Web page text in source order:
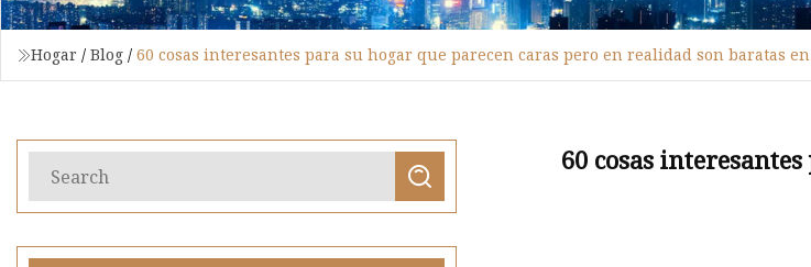
Hogar / Blog / 60 cosas interesantes para su hogar que parecen caras pero en realidad son baratas
60 cosas